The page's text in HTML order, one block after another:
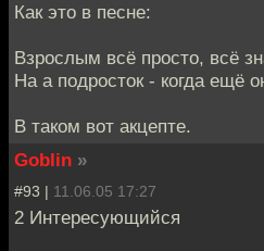
Как это в песне:
Взрослым всё просто, всё
На а подросток - когда ещё
В таком вот акцепте.
Goblin »
#93 | 11.06.05 17:27
2 Интересующийся